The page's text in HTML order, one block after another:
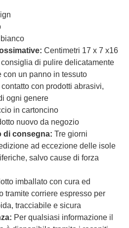
Centimetri 17 x 7 x16
di pulire delicatamente
con un panno in tessuto
con prodotti abrasivi,
ogni genere
in cartoncino
nuovo da negozio
di consegna: Tre giorni
ad eccezione delle isole
salvo cause di forza
imballato con cura ed
tramite corriere espresso per
tracciabile e sicura
Per qualsiasi informazione il